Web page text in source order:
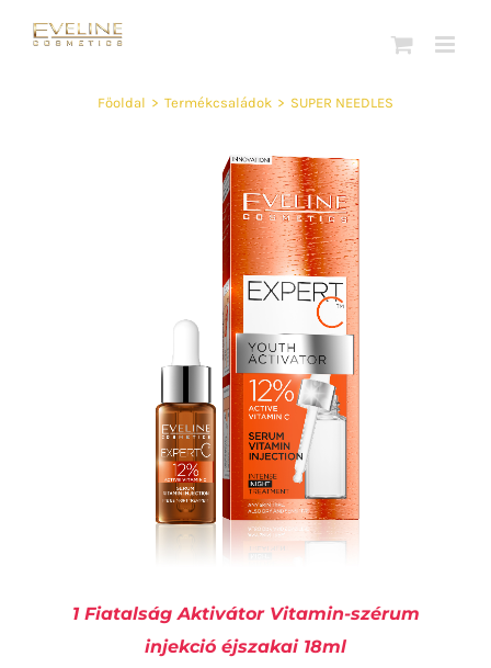
Főoldal > Termékcsaládok > SUPER NEEDLES
1 Fiatalság Aktivátor Vitamin-szérum
injekció éjszakai 18ml